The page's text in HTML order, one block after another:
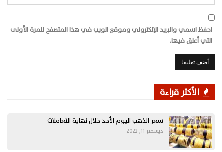
احفظ اسمي والبريد الإلكتروني وموقع الويب في هذا المتصفح للمرة الأولى
التي أعلق فيها.
الأكثر قراءة
سعر الذهب اليوم الأحد خلال نهاية التعاملات
ديسمبر 11, 2022